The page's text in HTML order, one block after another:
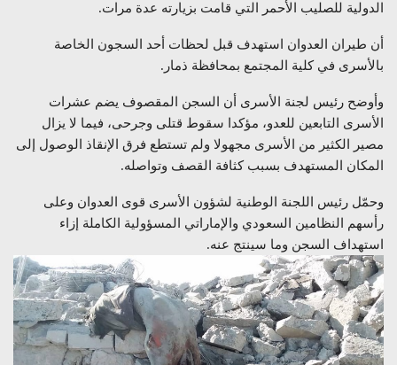
الدولية للصليب الأحمر التي قامت بزيارته عدة مرات.
أن طيران العدوان استهدف قبل لحظات أحد السجون الخاصة
بالأسرى في كلية المجتمع بمحافظة ذمار.
وأوضح رئيس لجنة الأسرى أن السجن المقصوف يضم عشرات
الأسرى التابعين للعدو، مؤكدا سقوط قتلى وجرحى، فيما لا يزال
مصير الكثير من الأسرى مجهولا ولم تستطع فرق الإنقاذ الوصول إلى
المكان المستهدف بسبب كثافة القصف وتواصله.
وحمّل رئيس اللجنة الوطنية لشؤون الأسرى قوى العدوان وعلى
رأسهم النظامين السعودي والإماراتي المسؤولية الكاملة إزاء
استهداف السجن وما سينتج عنه.